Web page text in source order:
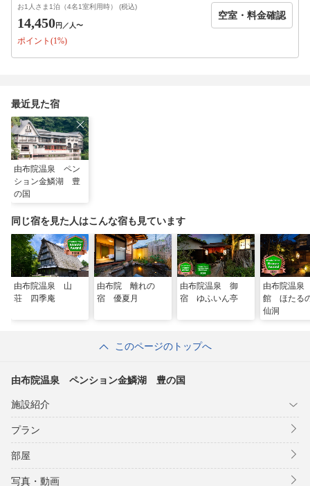
・各種クーポン御利用の場合は、クレジットカード支払いは出来
ません。
・当施設の門限は23:00となります。
・和室を2部屋ご利用希望の場合、両隣ではなく、1階・2階に分か
れます。
お1人さま1泊（4名1室利用時） (税込)
14,450円 ／人〜
ポイント(1%)
空室・料金確認
最近見た宿
由布院温泉 ペン
ション金鱗湖 豊
の国
同じ宿を見た人はこんな宿も見ています
由布院温泉 山
荘 四季庵
由布院 離れの
宿 優夏月
由布院温泉 御
宿 ゆふいん亭
由布院温
館 ほたる
仙洞
このページのトップへ
由布院温泉 ペンション金鱗湖 豊の国
施設紹介
プラン
部屋
写真・動画